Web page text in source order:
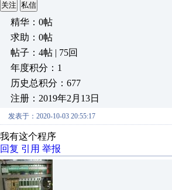
关注 私信
精华：0帖
求助：0帖
帖子：4帖 | 75回
年度积分：1
历史总积分：677
注册：2019年2月13日
发表于：2020-10-03 20:55:17
我有这个程序
回复 引用 举报